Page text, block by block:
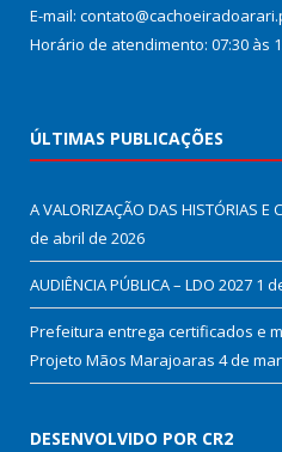
E-mail:
Horário de atendimento: 07:30 às
ÚLTIMAS PUBLICAÇÕES
A VALORIZAÇÃO DAS HISTÓRIAS E
de abril de 2026
AUDIÊNCIA PÚBLICA – LDO 2027 1
Prefeitura entrega certificados e
Projeto Mãos Marajoaras 4 de
DESENVOLVIDO POR CR2